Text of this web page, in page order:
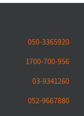
050-3365920
1700-700-956
03-9341260
052-9667880